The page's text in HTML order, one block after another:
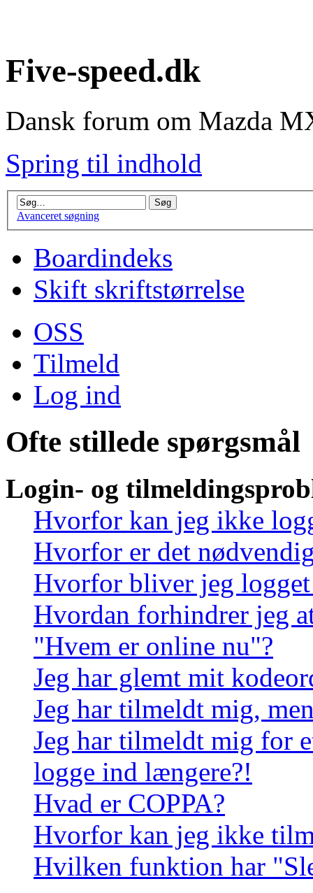
Five-speed.dk
Dansk forum om Mazda
Spring til indhold
Avanceret søgning
Boardindeks
Skift skriftstørrelse
OSS
Tilmeld
Log ind
Ofte stillede spørgsmål
Login- og
Hvorfor kan jeg ikke
Hvorfor er det
Hvorfor bliver jeg
Hvordan forhindrer jeg
"Hvem er online nu"?
Jeg har glemt mit
Jeg har tilmeldt mig,
Jeg har tilmeldt mig for
logge ind længere?!
Hvad er COPPA?
Hvorfor kan jeg ikke
Hvilken funktion har